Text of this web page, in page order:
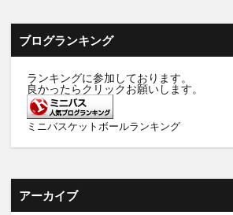
ブログランキング
ランキングに参加しております。
良かったらクリックお願いします。
ミニバスケットボールランキング
アーカイブ